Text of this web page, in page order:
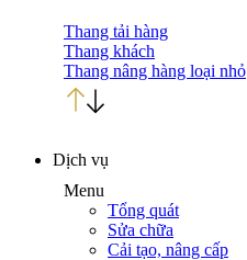
Thang tải hàng
Thang khách
Thang nâng hàng loại nhỏ
Dịch vụ
Menu
Tổng quát
Sửa chữa
Cải tạo, nâng cấp